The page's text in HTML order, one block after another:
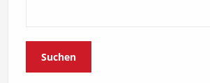
Suchen